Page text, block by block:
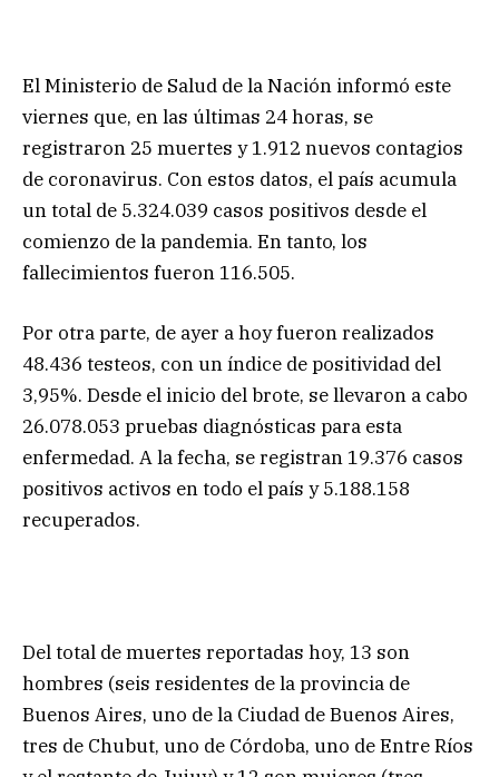
El Ministerio de Salud de la Nación informó este
viernes que, en las últimas 24 horas, se
registraron 25 muertes y 1.912 nuevos contagios
de coronavirus. Con estos datos, el país acumula
un total de 5.324.039 casos positivos desde el
comienzo de la pandemia. En tanto, los
fallecimientos fueron 116.505.
Por otra parte, de ayer a hoy fueron realizados
48.436 testeos, con un índice de positividad del
3,95%. Desde el inicio del brote, se llevaron a cabo
26.078.053 pruebas diagnósticas para esta
enfermedad. A la fecha, se registran 19.376 casos
positivos activos en todo el país y 5.188.158
recuperados.
Del total de muertes reportadas hoy, 13 son
hombres (seis residentes de la provincia de
Buenos Aires, uno de la Ciudad de Buenos Aires,
tres de Chubut, uno de Córdoba, uno de Entre Ríos